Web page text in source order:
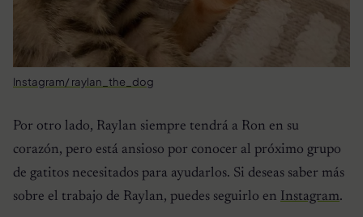
Instagram/ raylan_the_dog
Por otro lado, Raylan siempre tendrá a Ron en su
corazón, pero está ansioso por conocer al próximo grupo
de gatitos necesitados para ayudarlos. Si deseas saber más
sobre el trabajo de Raylan, puedes seguirlo en Instagram.